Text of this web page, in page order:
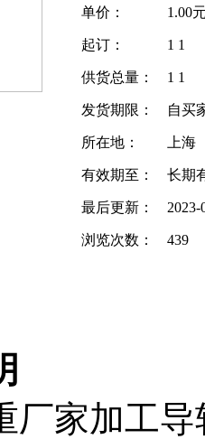
单价： 1.00
起订： 1 1
供货总量： 1 1
发货期限： 自买
所在地： 上海
有效期至： 长期
最后更新： 2023-
浏览次数： 439
厂家加工